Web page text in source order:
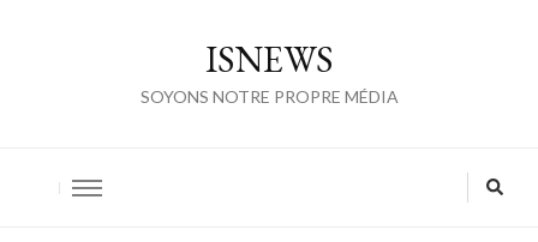
ISNEWS
SOYONS NOTRE PROPRE MÉDIA